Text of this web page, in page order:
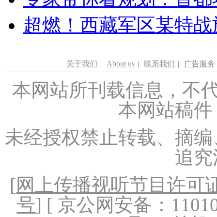
超燃！西藏军区某特
关于我们 | About us | 联系我们 | 广告服务
本网站所刊载信息，不
本网站稿
未经授权禁止转载、摘
追
[网上传播视听节目许可
号] [ 京公网安备：